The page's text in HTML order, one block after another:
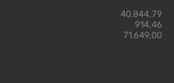
40.844,79
914,46
71.649,00